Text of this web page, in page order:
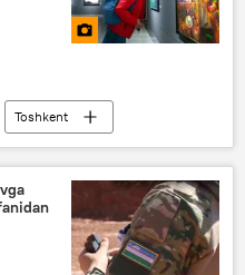
Toshkent
Madaniyat